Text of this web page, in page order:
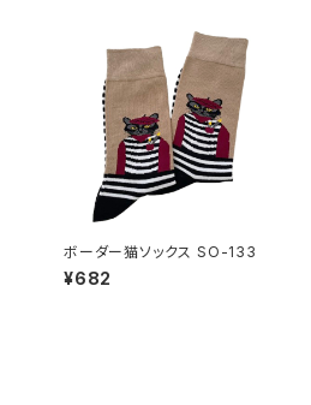
ボーダー猫ソックス SO-133
¥682